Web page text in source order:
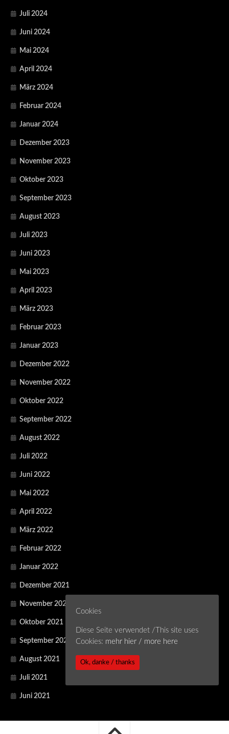
Juli 2024
Juni 2024
Mai 2024
April 2024
März 2024
Februar 2024
Januar 2024
Dezember 2023
November 2023
Oktober 2023
September 2023
August 2023
Juli 2023
Juni 2023
Mai 2023
April 2023
März 2023
Februar 2023
Januar 2023
Dezember 2022
November 2022
Oktober 2022
September 2022
August 2022
Juli 2022
Juni 2022
Mai 2022
April 2022
März 2022
Februar 2022
Januar 2022
Dezember 2021
November 2021
Oktober 2021
September 2021
August 2021
Juli 2021
Juni 2021
Cookies
Diese Seite verwendet /This site uses
Cookies: mehr hier / more here
Ok, danke / thanks